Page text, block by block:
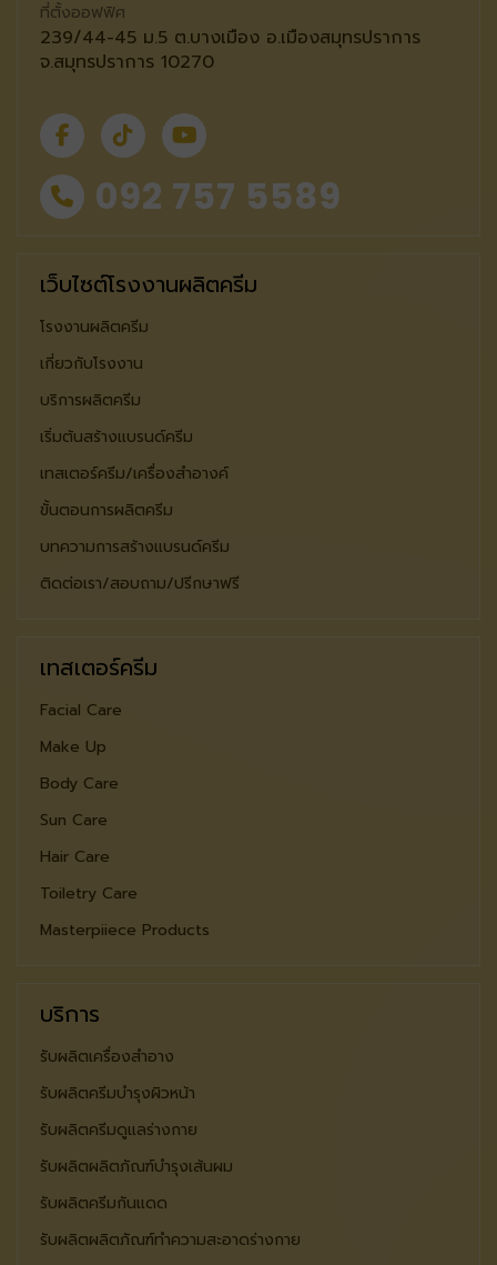
ที่ตั้งออฟฟิศ
239/44-45 ม.5 ต.บางเมือง อ.เมืองสมุทรปราการ
จ.สมุทรปราการ 10270
092 757 5589
เว็บไซต์โรงงานผลิตครีม
โรงงานผลิตครีม
เกี่ยวกับโรงงาน
บริการผลิตครีม
เริ่มต้นสร้างแบรนด์ครีม
เทสเตอร์ครีม/เครื่องสำอางค์
ขั้นตอนการผลิตครีม
บทความการสร้างแบรนด์ครีม
ติดต่อเรา/สอบถาม/ปรีกษาฟรี
เทสเตอร์ครีม
Facial Care
Make Up
Body Care
Sun Care
Hair Care
Toiletry Care
Masterpiiece Products
บริการ
รับผลิตเครื่องสำอาง
รับผลิตครีมบำรุงผิวหน้า
รับผลิตครีมดูแลร่างกาย
รับผลิตผลิตภัณฑ์บำรุงเส้นผม
รับผลิตครีมกันแดด
รับผลิตผลิตภัณฑ์ทำความสะอาดร่างกาย